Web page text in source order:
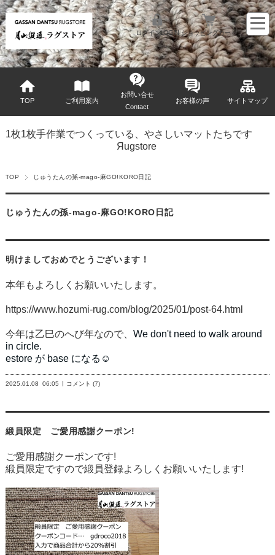
ログインLOGIN ショッピングカート
TOP ご利用案内
お問い合せ
Contact
お客様の声 サイトマップ
1枚1枚手作業でつくっている、やさしいマットたちです
Яugstore
TOP じゅうたんの孫-mago-麻GO!KORO日記
じゅうたんの孫-mago-麻GO!KORO日記
明けましておめでとうございます！
本年もよろしくお願いいたします。
https://www.hozumi-rug.com/blog/2025/01/post-64.html
今年は乙巳のへび年なので、 We don't need to walk around
in circle.
estore が base になる☺
2025.01.08 06:05 コメント (7)
緞員限定 ご愛用感謝クーポン!
ご愛用感謝クーポンです!
緞員限定ですので緞員登録よろしくお願いいたします!